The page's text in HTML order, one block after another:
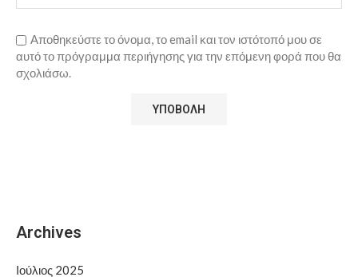
Αποθηκεύστε το όνομα, το email και τον ιστότοπό μου σε
αυτό το πρόγραμμα περιήγησης για την επόμενη φορά που θα
σχολιάσω.
Archives
Ιούλιος 2025